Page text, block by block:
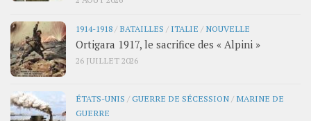
1914-1918 / BATAILLES / ITALIE / NOUVELLE
Ortigara 1917, le sacrifice des « Alpini »
26 JUILLET 2026
ÉTATS-UNIS /GUERRE DE SÉCESSION / MARINE DE
GUERRE